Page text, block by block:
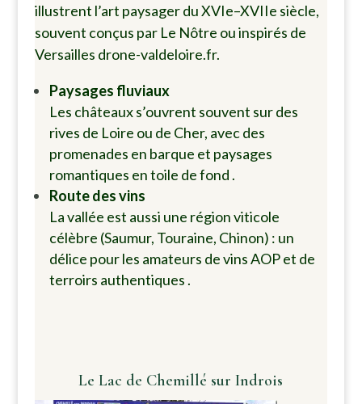
illustrent l’art paysager du XVIe–XVIIe siècle,
souvent conçus par Le Nôtre ou inspirés de
Versailles drone-valdeloire.fr.
Paysages fluviaux
Les châteaux s’ouvrent souvent sur des
rives de Loire ou de Cher, avec des
promenades en barque et paysages
romantiques en toile de fond .
Route des vins
La vallée est aussi une région viticole
célèbre (Saumur, Touraine, Chinon) : un
délice pour les amateurs de vins AOP et de
terroirs authentiques .
Le Lac de Chemillé sur Indrois